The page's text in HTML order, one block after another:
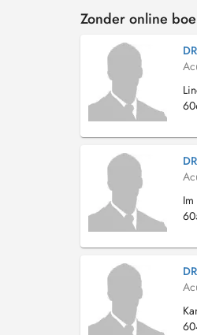
Zonder online